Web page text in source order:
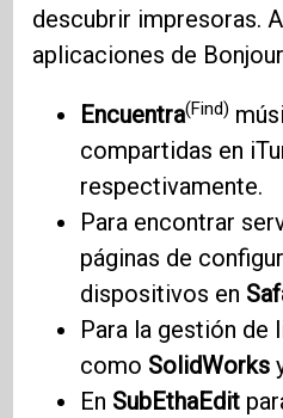
descubrir impresoras.
aplicaciones de
Encuentra(Find)
compartidas en
respectivamente.
Para encontrar
páginas de
dispositivos en
Para la gestión de
como SolidWorks
En SubEthaEdit